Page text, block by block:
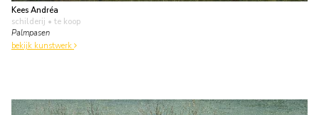
Kees Andréa
schilderij • te koop
Palmpasen
bekijk kunstwerk